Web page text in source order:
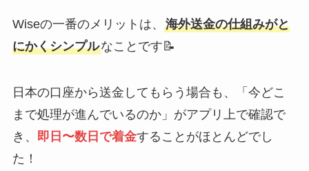
Wiseの一番のメリットは、 海外送金の仕組みがと
にかくシンプルなことです📝
日本の口座から送金してもらう場合も、「今どこ
まで処理が進んでいるのか」がアプリ上で確認で
き、 即日〜数日で着金することがほとんどでし
た！